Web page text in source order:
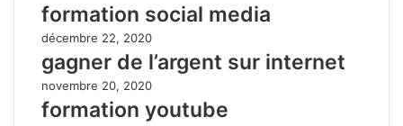
formation social media
décembre 22, 2020
gagner de l’argent sur internet
novembre 20, 2020
formation youtube